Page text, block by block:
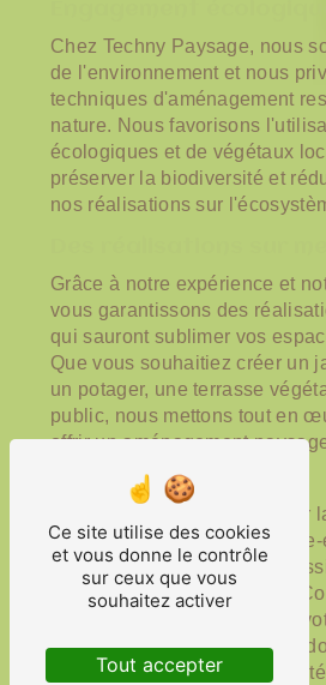
Chez Techny Paysage, nous
de l'environnement et nous
techniques d'aménagement
nature. Nous favorisons
écologiques et de végétaux
préserver la biodiversité et
nos réalisations sur
Grâce à notre expérience et
vous garantissons des
qui sauront sublimer vos
Que vous souhaitiez créer un
un potager, une terrasse
public, nous mettons tout en
offrir un aménagement
Choisir Techny Paysage pour
d'espaces verts à Saint-
opter pour la qualité, le
respect de l'environnement.
maintenant pour concrétiser
d'aménagement paysager et
espaces verts en toute
Ce site utilise des cookies
et vous donne le contrôle
sur ceux que vous
souhaitez activer
Tout accepter